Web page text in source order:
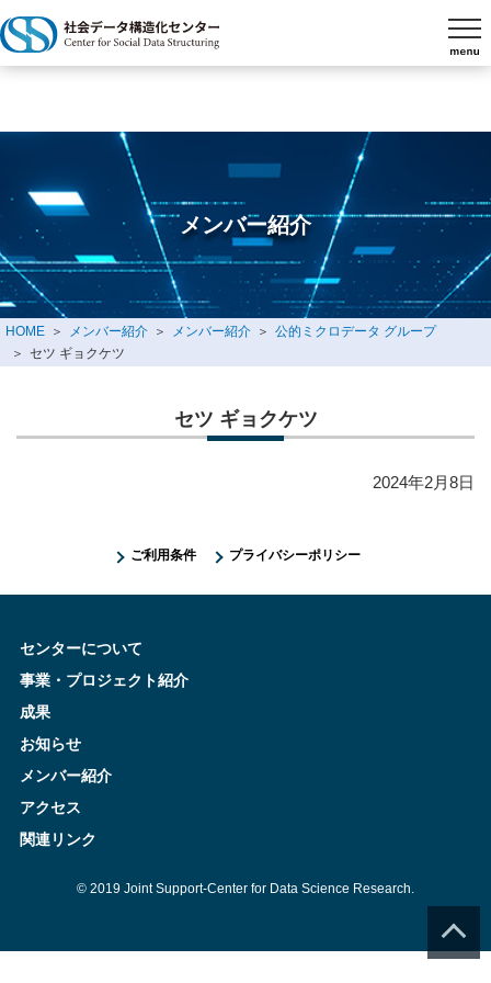
メンバー紹介
HOME メンバー紹介 メンバー紹介
公的ミクロデータ グループ
セツ ギョクケツ
セツ ギョクケツ
2024年2月8日
ご利用条件 プライバシーポリシー
センターについて
事業・プロジェクト紹介
成果
お知らせ
メンバー紹介
アクセス
関連リンク
© 2019 Joint Support-Center for Data Science Research.